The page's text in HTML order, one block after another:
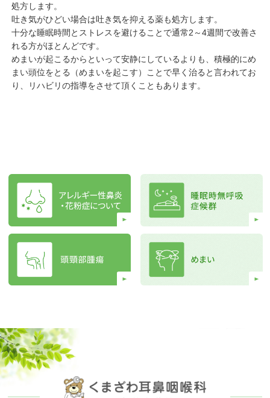
処方します。
吐き気がひどい場合は吐き気を抑える薬も処方します。
十分な睡眠時間とストレスを避けることで通常2～4週間で改善さ
れる方がほとんどです。
めまいが起こるからといって安静にしているよりも、積極的にめ
まい頭位をとる（めまいを起こす）ことで早く治ると言われてお
り、リハビリの指導をさせて頂くこともあります。